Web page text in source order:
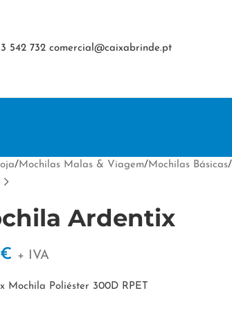
542 732 comercial@caixabrinde.pt
/Mochilas Malas & Viagem/Mochilas Básicas/
Ardentix
€ + IVA
Mochila Poliéster 300D RPET